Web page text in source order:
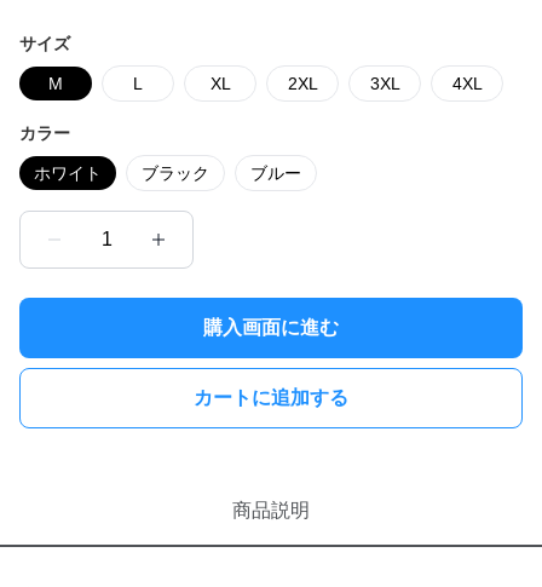
サイズ
M L XL 2XL 3XL 4XL
カラー
ホワイト ブラック ブルー
1
購入画面に進む
カートに追加する
商品説明